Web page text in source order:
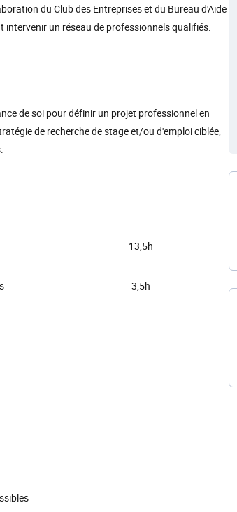
du Club des Entreprises et du Bureau d'Aide
un réseau de professionnels qualifiés.
de soi pour définir un projet professionnel en
de recherche de stage et/ou d'emploi ciblée,
13,5h
3,5h